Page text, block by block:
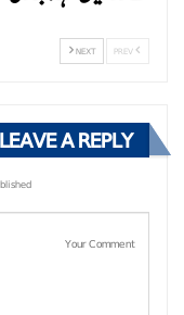
NEXT
LEAVE A REPLY